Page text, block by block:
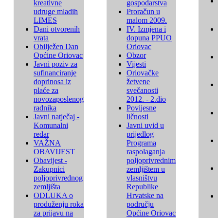
kreativne
udruge mladih
LIMES
Dani otvorenih
vrata
Obilježen Dan
Općine Oriovac
Javni poziv za
sufinanciranje
doprinosa iz
plaće za
novozaposlenog
radnika
Javni natječaj -
Komunalni
redar
VAŽNA
OBAVIJEST
Obavijest -
Zakupnici
poljoprivrednog
zemljišta
ODLUKA o
produženju roka
za prijavu na
gospodarstva
Proračun u
malom 2009.
IV. Izmjena i
dopuna PPUO
Oriovac
Obzor
Vijesti
Oriovačke
žetvene
svečanosti
2012. - 2.dio
Povijesne
ličnosti
Javni uvid u
prijedlog
Programa
raspolaganja
poljoprivrednim
zemljištem u
vlasništvu
Republike
Hrvatske na
području
Općine Oriovac